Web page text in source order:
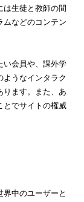
は生徒と教師の間
ムなどのコンテン
い会員や、課外学
ようなインタラク
ります。また、あ
とでサイトの権威
中のユーザーと